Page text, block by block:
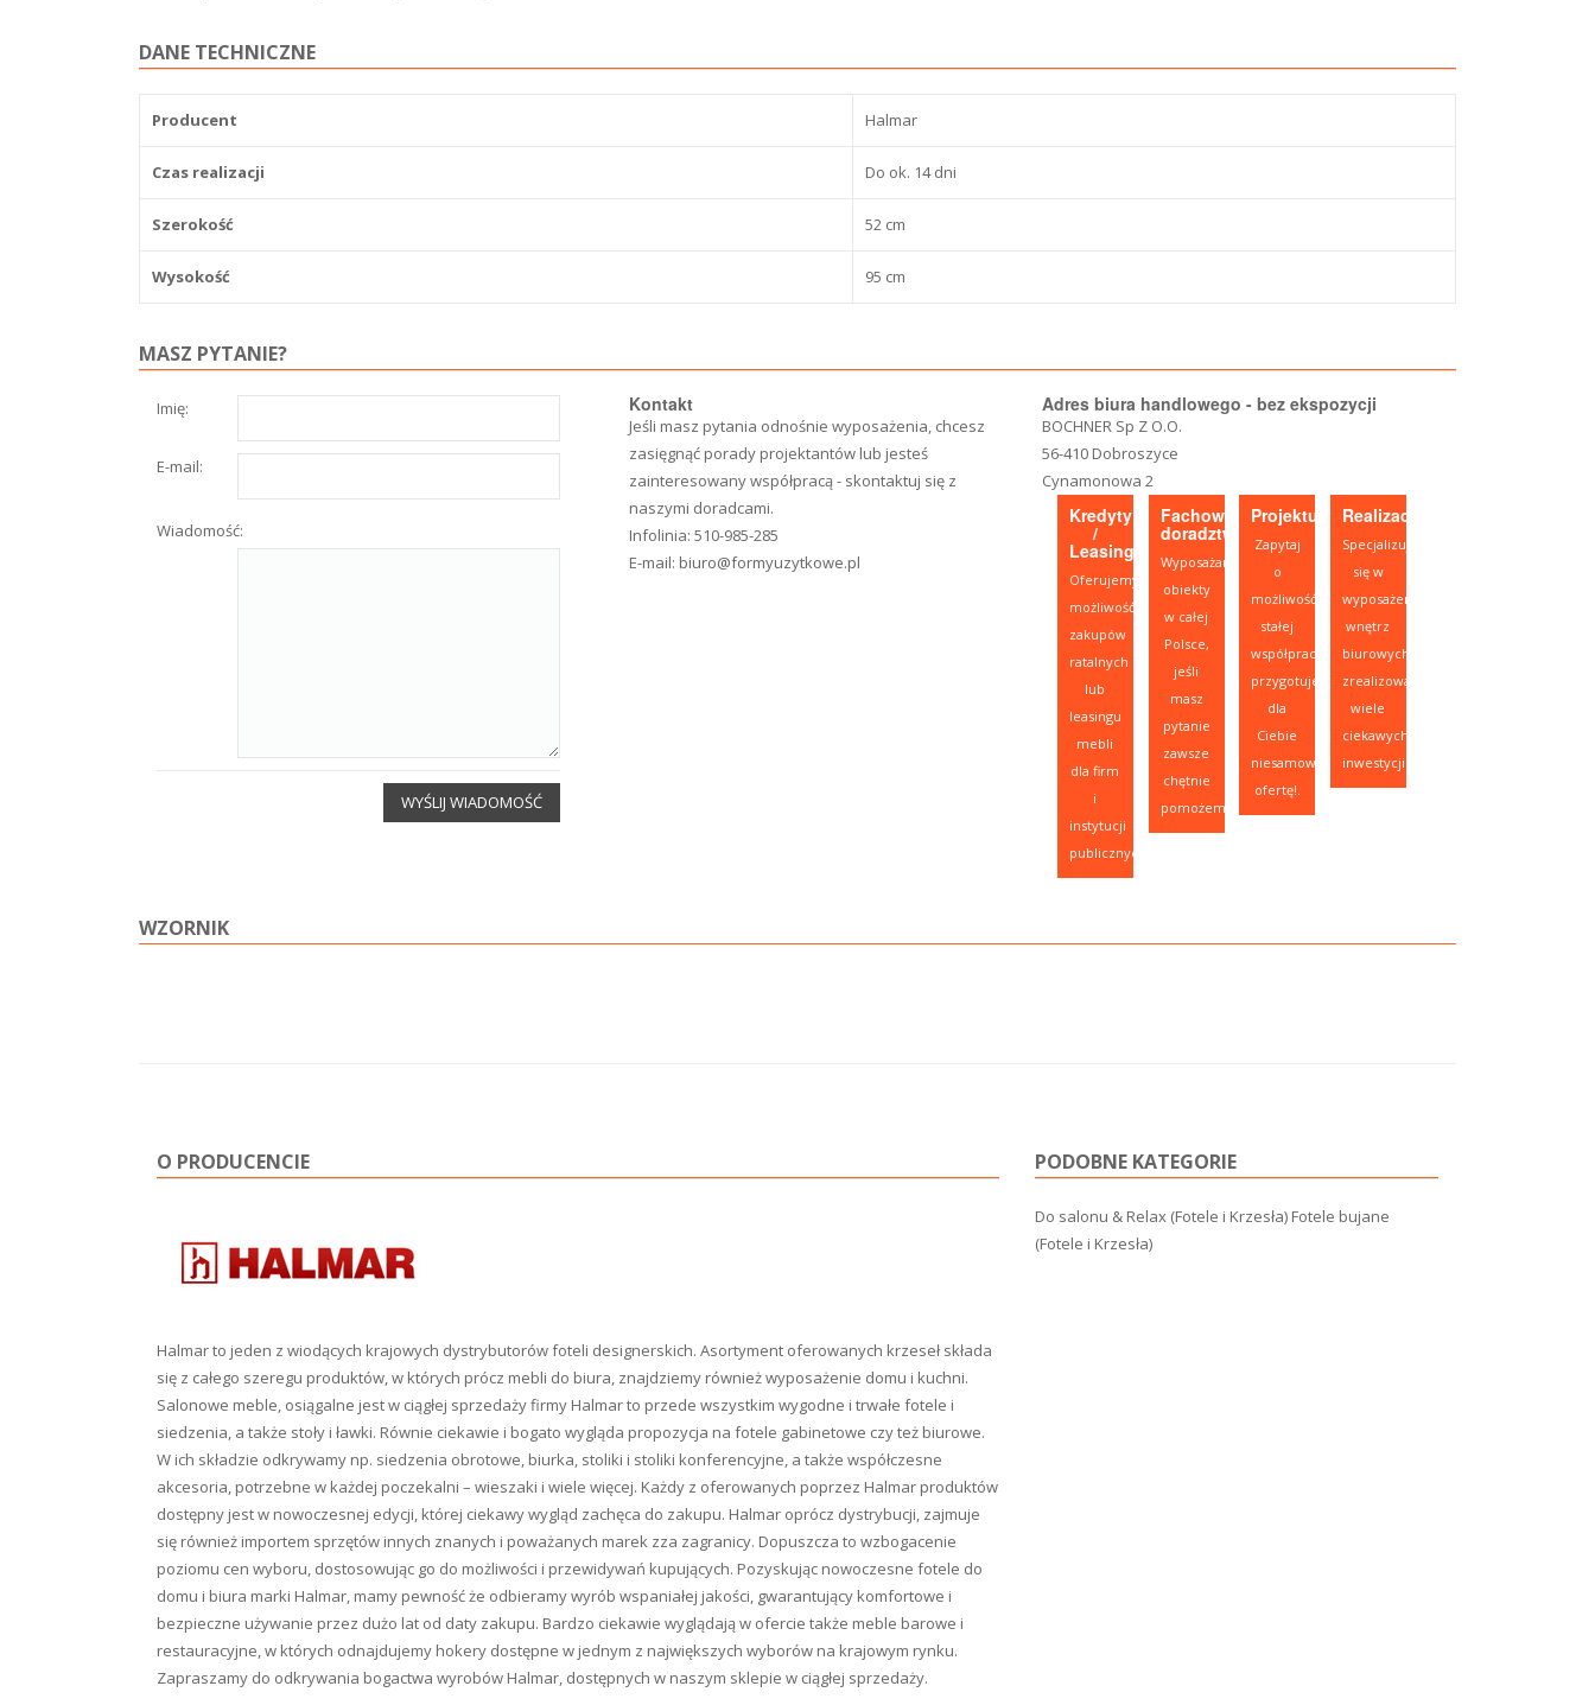
DANE TECHNICZNE
Producent Halmar
Czas realizacji Do ok. 14 dni
Szerokość 52 cm
Wysokość 95 cm
MASZ PYTANIE?
Imię:
E-mail:
Wiadomość:
WYŚLIJ WIADOMOŚĆ
Kontakt
Jeśli masz pytania odnośnie wyposażenia, chcesz
zasięgnąć porady projektantów lub jesteś
zainteresowany współpracą - skontaktuj się z
naszymi doradcami.
Infolinia:510-985-285
E-mail: biuro@formyuzytkowe.pl
Adres biura handlowego - bez ekspozycji
BOCHNER Sp Z O.O.
56-410 Dobroszyce
Cynamonowa 2
Kredyty
/
Leasing
Oferujemy
możliwość
zakupów
ratalnych
lub
leasingu
mebli
dla firm
i
instytucji
publicznych.
Fachowe
doradztwo
Wyposażamy
obiekty
w całej
Polsce,
jeśli
masz
pytanie
zawsze
chętnie
pomożemy.
Projektujesz?
Zapytaj
o
możliwość
stałej
współpracy,
przygotujemy
dla
Ciebie
niesamowitą
ofertę!.
Realizacje
Specjalizujemy
się w
wyposażeniu
wnętrz
biurowych,
zrealizowaliśmy
wiele
ciekawych
inwestycji.
WZORNIK
O PRODUCENCIE
Halmar to jeden z wiodących krajowych dystrybutorów foteli designerskich. Asortyment oferowanych krzeseł składa
się z całego szeregu produktów, w których prócz mebli do biura, znajdziemy również wyposażenie domu i kuchni.
Salonowe meble, osiągalne jest w ciągłej sprzedaży firmy Halmar to przede wszystkim wygodne i trwałe fotele i
siedzenia, a także stoły i ławki. Równie ciekawie i bogato wygląda propozycja na fotele gabinetowe czy też biurowe.
W ich składzie odkrywamy np. siedzenia obrotowe, biurka, stoliki i stoliki konferencyjne, a także współczesne
akcesoria, potrzebne w każdej poczekalni – wieszaki i wiele więcej. Każdy z oferowanych poprzez Halmar produktów
dostępny jest w nowoczesnej edycji, której ciekawy wygląd zachęca do zakupu. Halmar oprócz dystrybucji, zajmuje
się również importem sprzętów innych znanych i poważanych marek zza zagranicy. Dopuszcza to wzbogacenie
poziomu cen wyboru, dostosowując go do możliwości i przewidywań kupujących. Pozyskując nowoczesne fotele do
domu i biura marki Halmar, mamy pewność że odbieramy wyrób wspaniałej jakości, gwarantujący komfortowe i
bezpieczne używanie przez dużo lat od daty zakupu. Bardzo ciekawie wyglądają w ofercie także meble barowe i
restauracyjne, w których odnajdujemy hokery dostępne w jednym z największych wyborów na krajowym rynku.
Zapraszamy do odkrywania bogactwa wyrobów Halmar, dostępnych w naszym sklepie w ciągłej sprzedaży.
PODOBNE KATEGORIE
Do salonu & Relax (Fotele i Krzesła) Fotele bujane
(Fotele i Krzesła)